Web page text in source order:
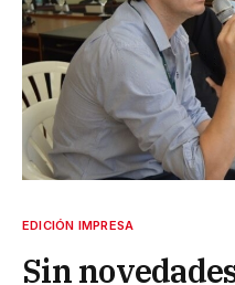
EDICIÓN IMPRESA
Sin